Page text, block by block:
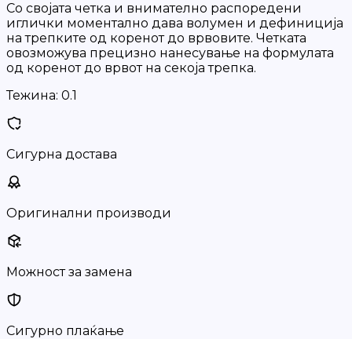
Со својата четка и внимателно распоредени
иглички моментално дава волумен и дефиниција
на трепките од коренот до врвовите. Четката
овозможува прецизно нанесување на формулата
од коренот до врвот на секоја трепка.
Тежина: 0.1
Сигурна достава
Оригинални производи
Можност за замена
Сигурно плаќање